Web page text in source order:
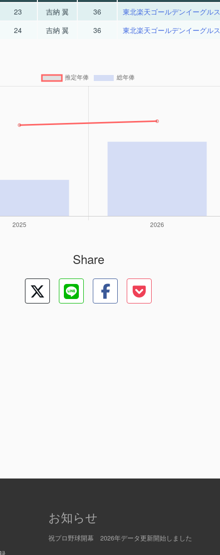
23 吉納 翼 36 東北楽天ゴールデンイーグルス
24 吉納 翼 36 東北楽天ゴールデンイーグルス
Share
お知らせ
祝プロ野球開幕 2026年データ更新開始しました